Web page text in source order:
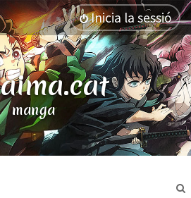
Inicia la sessió
manga